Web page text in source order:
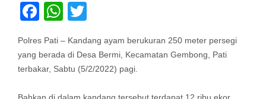
Facebook
WhatsApp
Polres Pati – Kandang ayam berukuran 250 meter persegi
yang berada di Desa Bermi, Kecamatan Gembong, Pati
terbakar, Sabtu (5/2/2022) pagi.